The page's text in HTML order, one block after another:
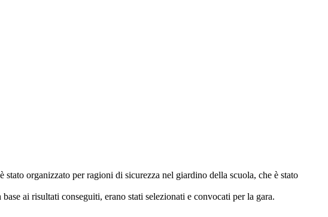
organizzato per ragioni di sicurezza nel giardino della scuola, che è stato
ai risultati conseguiti, erano stati selezionati e convocati per la gara.